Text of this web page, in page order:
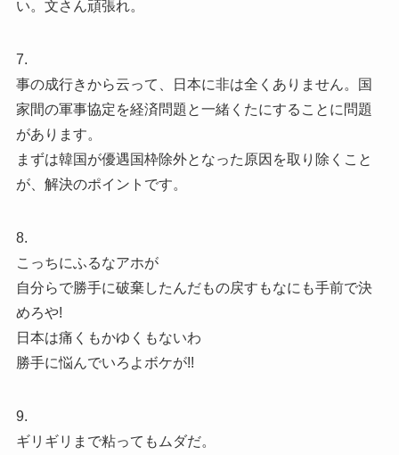
い。文さん頑張れ。
7.
事の成行きから云って、日本に非は全くありません。国
家間の軍事協定を経済問題と一緒くたにすることに問題
があります。
まずは韓国が優遇国枠除外となった原因を取り除くこと
が、解決のポイントです。
8.
こっちにふるなアホが
自分らで勝手に破棄したんだもの戻すもなにも手前で決
めろや!
日本は痛くもかゆくもないわ
勝手に悩んでいろよボケが!!
9.
ギリギリまで粘ってもムダだ。